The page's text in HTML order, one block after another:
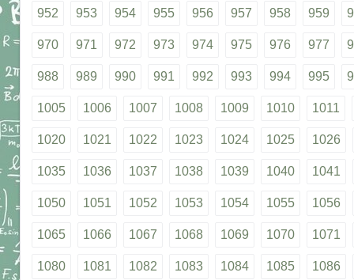
952 953 954 955 956 957 958 959
970 971 972 973 974 975 976 977
988 989 990 991 992 993 994 995
1005 1006 1007 1008 1009 1010 1011
1020 1021 1022 1023 1024 1025 1026
1035 1036 1037 1038 1039 1040 1041
1050 1051 1052 1053 1054 1055 1056
1065 1066 1067 1068 1069 1070 1071
1080 1081 1082 1083 1084 1085 1086